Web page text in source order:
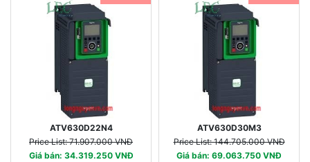
ATV630D22N4
Price List: 71.907.000 VNĐ
Giá bán: 34.319.250 VNĐ
ATV630D30M3
Price List: 144.705.000 VNĐ
Giá bán: 69.063.750 VNĐ